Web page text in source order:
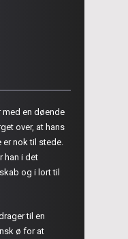
med en døende
over, at hans
nok til stede.
han i det
og i lort til
til en
ø for at